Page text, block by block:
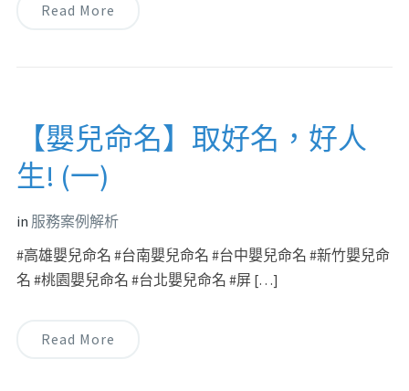
Read More
【嬰兒命名】取好名，好人
生! (一)
in 服務案例解析
#高雄嬰兒命名 #台南嬰兒命名 #台中嬰兒命名 #新竹嬰兒命
名 #桃園嬰兒命名 #台北嬰兒命名 #屏 […]
Read More